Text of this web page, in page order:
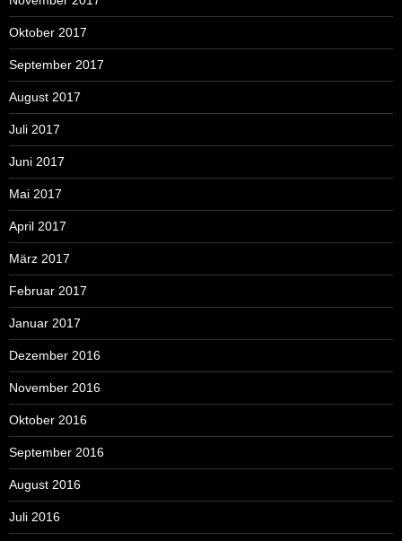
Oktober 2017
September 2017
August 2017
Juli 2017
Juni 2017
Mai 2017
April 2017
März 2017
Februar 2017
Januar 2017
Dezember 2016
November 2016
Oktober 2016
September 2016
August 2016
Juli 2016